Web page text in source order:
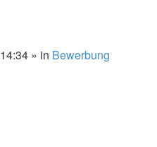
» in Bewerbung